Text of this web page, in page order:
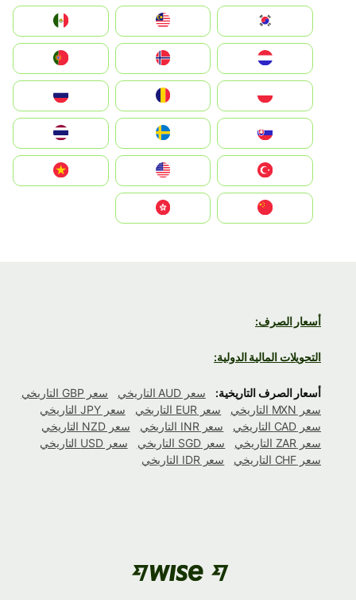
South Korea
Nederland
Portugal
România
Slovensko
United States
Vietnam
أسعار الصرف:
التحويلات المالية الدولية:
أسعار الصرف التاريخية: سعر AUD التاريخي
سعر GBP التاريخي
سعر MXN التاريخي
سعر EUR التاريخي
سعر JPY التاريخي
سعر CAD التاريخي
سعر INR التاريخي
سعر NZD التاريخي
سعر ZAR التاريخي
سعر SGD التاريخي
سعر USD التاريخي
سعر CHF التاريخي
سعر IDR التاريخي